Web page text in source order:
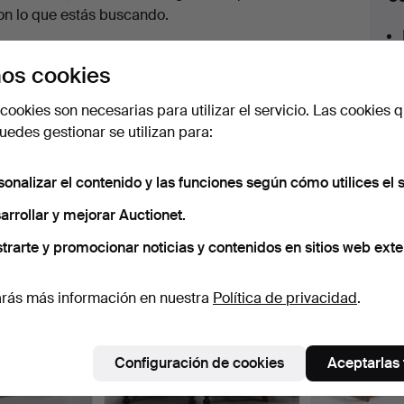
lo que estás buscando.
tan pronto como dispongamos del lote.
archivo que coinciden con tu
cookies
son necesarias para utilizar el servicio. Las cookies
gestionar se utilizan para:
el contenido y las funciones según cómo utilices el
y mejorar Auctionet.
y promocionar noticias y contenidos en sitios web
más información en nuestra Política de privacidad.
Configuración de cookies Aceptarlas